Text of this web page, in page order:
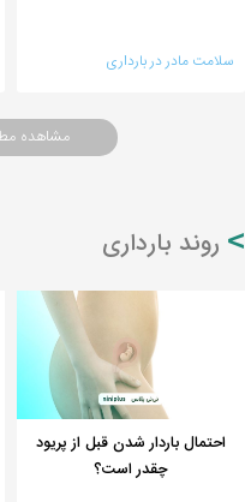
سلامت مادر در بارداری
مشاهده
روند بارداری
احتمال باردار شدن قبل از پریود
چقدر است؟